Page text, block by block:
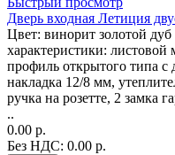
Дверь входная Летиция
Цвет: винорит золотой
характеристики:
профиль открытого типа
накладка 12/8 мм,
ручка на розетте, 2 замка
..
0.00 р.
Без НДС: 0.00 р.